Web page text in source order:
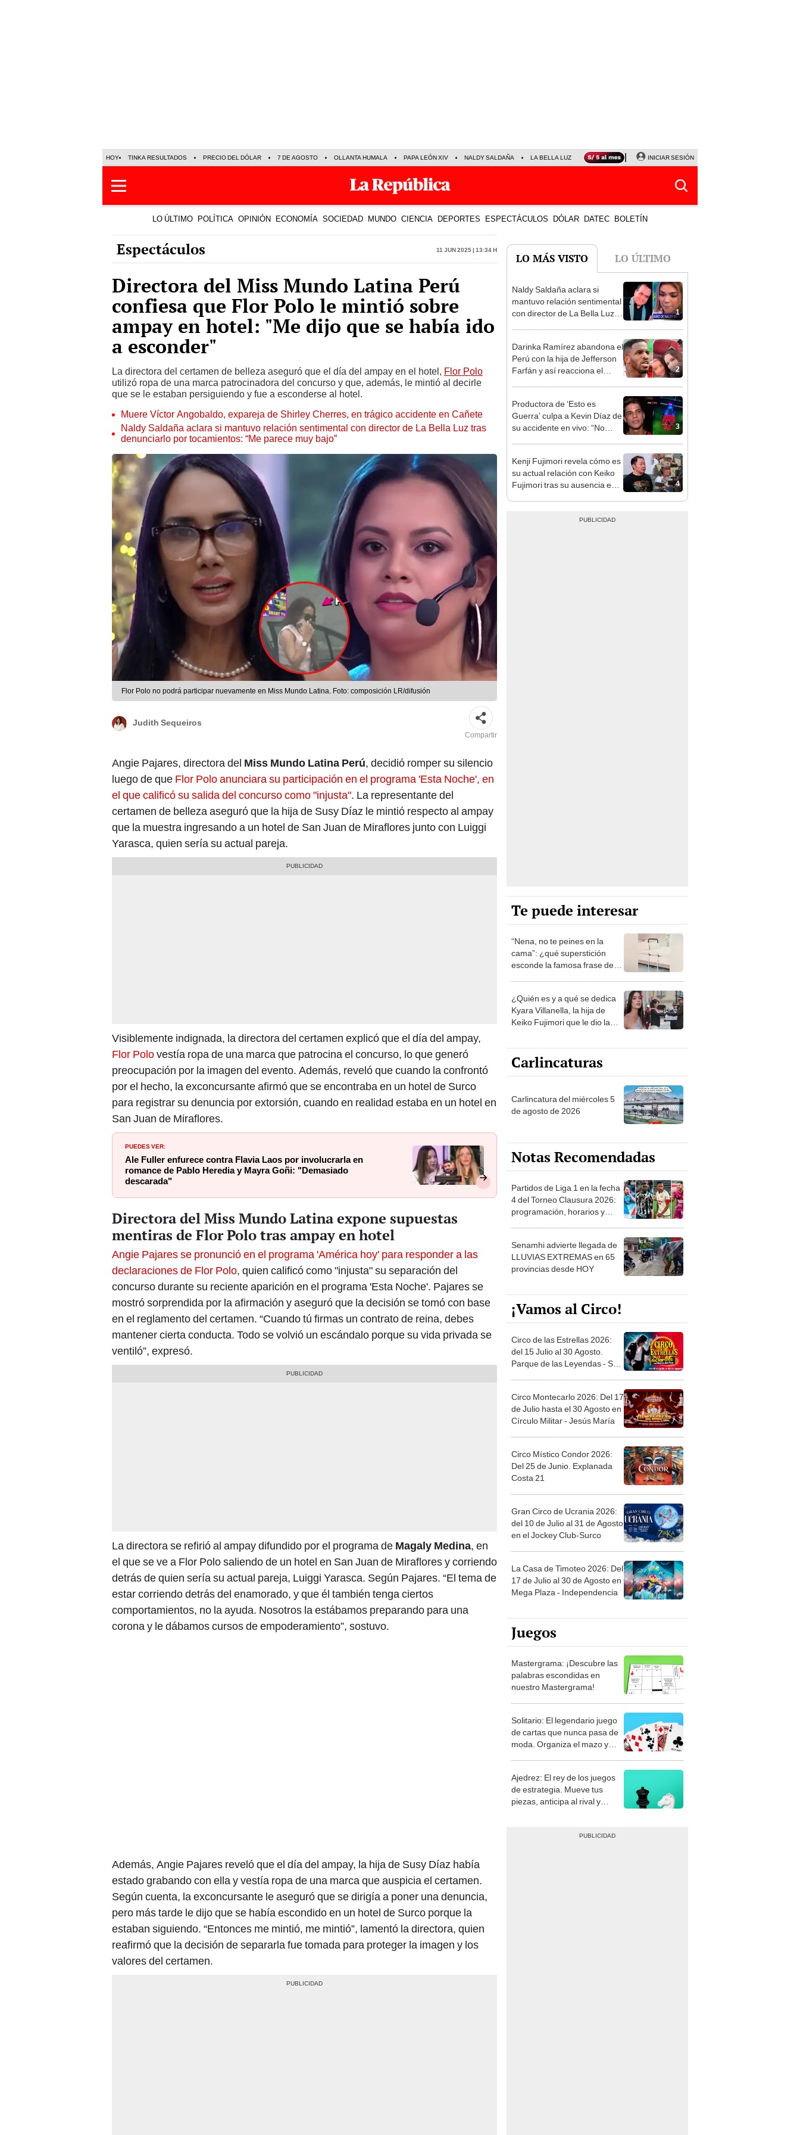
HOY TINKA RESULTADOS PRECIO DEL DÓLAR 7 DE AGOSTO OLLANTA HUMALA PAPA LEÓN XIV NALDY SALDAÑA LA BELLA LUZ MAGALY MEDINA SINUANO RESULTADOS HOY
INICIAR SESIÓN
LO ÚLTIMO POLÍTICA OPINIÓN ECONOMÍA SOCIEDAD MUNDO CIENCIA DEPORTES ESPECTÁCULOS DÓLAR DATEC BOLETÍN
Espectáculos 11 Jun 2025 | 13:34 h
Directora del Miss Mundo Latina Perú
confiesa que Flor Polo le mintió sobre
ampay en hotel: "Me dijo que se había ido
a esconder"
La directora del certamen de belleza aseguró que el día del ampay en el hotel, Flor Polo
utilizó ropa de una marca patrocinadora del concurso y que, además, le mintió al decirle
que se le estaban persiguiendo y fue a esconderse al hotel.
Muere Víctor Angobaldo, expareja de Shirley Cherres, en trágico accidente en Cañete
Naldy Saldaña aclara si mantuvo relación sentimental con director de La Bella Luz tras
denunciarlo por tocamientos: “Me parece muy bajo”
Flor Polo no podrá participar nuevamente en Miss Mundo Latina. Foto: composición LR/difusión
Judith Sequeiros
Compartir
Angie Pajares, directora del Miss Mundo Latina Perú, decidió romper su silencio
luego de que Flor Polo anunciara su participación en el programa 'Esta Noche', en
el que calificó su salida del concurso como "injusta". La representante del
certamen de belleza aseguró que la hija de Susy Díaz le mintió respecto al ampay
que la muestra ingresando a un hotel de San Juan de Miraflores junto con Luiggi
Yarasca, quien sería su actual pareja.
Visiblemente indignada, la directora del certamen explicó que el día del ampay,
Flor Polovestía ropa de una marca que patrocina el concurso, lo que generó
preocupación por la imagen del evento. Además, reveló que cuando la confrontó
por el hecho, la exconcursante afirmó que se encontraba en un hotel de Surco
para registrar su denuncia por extorsión, cuando en realidad estaba en un hotel en
San Juan de Miraflores.
PUEDES VER:
Ale Fuller enfurece contra Flavia Laos por involucrarla en
romance de Pablo Heredia y Mayra Goñi: "Demasiado
descarada"
Directora del Miss Mundo Latina expone supuestas
mentiras de Flor Polo tras ampay en hotel
Angie Pajares se pronunció en el programa 'América hoy' para responder a las
declaraciones de Flor Polo, quien calificó como "injusta" su separación del
concurso durante su reciente aparición en el programa 'Esta Noche'. Pajares se
mostró sorprendida por la afirmación y aseguró que la decisión se tomó con base
en el reglamento del certamen. “Cuando tú firmas un contrato de reina, debes
mantener cierta conducta. Todo se volvió un escándalo porque su vida privada se
ventiló”, expresó.
La directora se refirió al ampay difundido por el programa de Magaly Medina, en
el que se ve a Flor Polo saliendo de un hotel en San Juan de Miraflores y corriendo
detrás de quien sería su actual pareja, Luiggi Yarasca. Según Pajares. “El tema de
estar corriendo detrás del enamorado, y que él también tenga ciertos
comportamientos, no la ayuda. Nosotros la estábamos preparando para una
corona y le dábamos cursos de empoderamiento”, sostuvo.
Además, Angie Pajares reveló que el día del ampay, la hija de Susy Díaz había
estado grabando con ella y vestía ropa de una marca que auspicia el certamen.
Según cuenta, la exconcursante le aseguró que se dirigía a poner una denuncia,
pero más tarde le dijo que se había escondido en un hotel de Surco porque la
estaban siguiendo. “Entonces me mintió, me mintió”, lamentó la directora, quien
reafirmó que la decisión de separarla fue tomada para proteger la imagen y los
valores del certamen.
LO MÁS VISTO LO ÚLTIMO
1
Naldy Saldaña aclara si
mantuvo relación sentimental
con director de La Bella Luz
bajo”
2
Darinka Ramírez abandona el
Perú con la hija de Jefferson
Farfán y así reacciona el
3
Productora de ‘Esto es
Guerra’ culpa a Kevin Díaz de
su accidente en vivo: “No
4
Kenji Fujimori revela cómo es
su actual relación con Keiko
Fujimori tras su ausencia en
Te puede interesar
“Nena, no te peines en la
cama”: ¿qué superstición
esconde la famosa frase de
¿Quién es y a qué se dedica
Kyara Villanella, la hija de
Keiko Fujimori que le dio la
Carlincaturas
Carlincatura del miércoles 5
de agosto de 2026
Notas Recomendadas
Partidos de Liga 1 en la fecha
4 del Torneo Clausura 2026:
programación, horarios y
Senamhi advierte llegada de
LLUVIAS EXTREMAS en 65
provincias desde HOY
¡Vamos al Circo!
Circo de las Estrellas 2026:
del 15 Julio al 30 Agosto.
Parque de las Leyendas - San
Circo Montecarlo 2026: Del 17
de Julio hasta el 30 Agosto en
Círculo Militar - Jesús María
Circo Místico Condor 2026:
Del 25 de Junio. Explanada
Costa 21
Gran Circo de Ucrania 2026:
del 10 de Julio al 31 de Agosto
en el Jockey Club-Surco
La Casa de Timoteo 2026: Del
17 de Julio al 30 de Agosto en
Mega Plaza - Independencia
Juegos
Mastergrama: ¡Descubre las
palabras escondidas en
nuestro Mastergrama!
Solitario: El legendario juego
de cartas que nunca pasa de
moda. Organiza el mazo y
Ajedrez: El rey de los juegos
de estrategia. Mueve tus
piezas, anticipa al rival y